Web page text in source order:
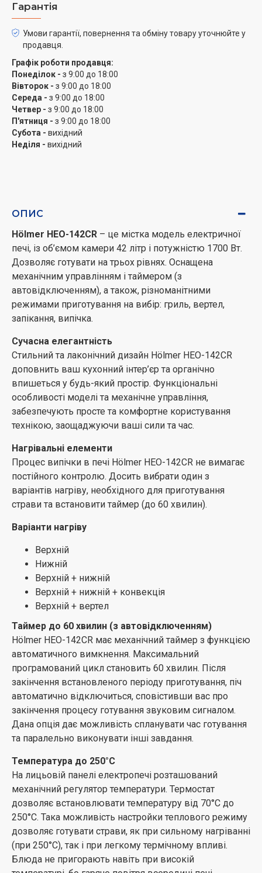
Верхній
Нижній
Верхній + нижній
Верхній + нижній + конвекція
Верхній + вертел
Таймер до 60 хвилин (з автовідключенням)
Hölmer HEO-142CR має механічний таймер з функцією
автоматичного вимкнення. Максимальний
програмований цикл становить 60 хвилин. Після
закінчення встановленого періоду приготування, піч
автоматично відключиться, сповістивши вас про
Температура до 250°C
На лицьовій панелі електропечі розташований
механічний регулятор температури. Термостат
дозволяє встановлювати температуру від 70°С до
250°С. Така можливість настройки теплового режиму
дозволяє готувати страви, як при сильному нагріванні
(при 250°С), так і при легкому термічному впливі.
Блюда не пригорають навіть при високій
розподіляється рівномірно.
Легке очищення та безпека
Користуватися моделлю HEO-142CR зручно та
безпечно. Корпус печі виконаний з нержавіючої сталі,
а дверцята оснащені термостійким склом. Внутрішня
частина камери та дека мають антипригарне
можна протирати вологою мочалкою або серветкою
для видалення пилу.
Функціональність
Містка та функціональна електрична піч допоможе
шедевр: соковиті овочі-гриль, запечене м’ясо, рибу
або апетитну курку на вертелі, з ароматної хрусткою
скоринкою. Вибирайте необхідний режим: гриль,
вертел, випічка, або запікання та готуйте із
задоволенням. Hölmer HEO-142CR дозволяє не тільки
запікати, робити кулінарну випічку та готувати страви
на грилі, але й розігрівати вже приготовлені.
Конвекція
Завдяки наявності функції «Конвекція», всередині
печі створюється безперервний потік гарячого
повітря, що сприяє рівномірному прогріванню та
запіканню страв. Ця функція у поєднанні з верхнім
або нижнім нагрівом (або комбінованим), забезпечує
відмінний результат приготування. Знизу продукти не
підгорають, а зверху покриваються красивою
найпопулярніших і корисних режимів роботи
електропечі.
Застосування режиму «Конвекція»
надання страві хрусткої скоринки
пропікання продуктів з усіх боків (особливо-
кулінарна випічка)
сушка сухарів, фруктів, горіхів або м’яса
Гарантія
Умови гарантії, повернення та обміну товару уточнюйте у
продавця.
Графік роботи продавця:
Понеділок - з 9:00 до 18:00
Вівторок - з 9:00 до 18:00
Середа - з 9:00 до 18:00
Четвер - з 9:00 до 18:00
П'ятниця - з 9:00 до 18:00
Субота - вихідний
Неділя - вихідний
ОПИС
Hölmer HEO-142CR – це містка модель електричної
печі, із об’ємом камери 42 літр і потужністю 1700 Вт.
Дозволяє готувати на трьох рівнях. Оснащена
механічним управлінням і таймером (з
автовідключенням), а також, різноманітними
режимами приготування на вибір: гриль, вертел,
запікання, випічка.
Сучасна елегантність
Стильний та лаконічний дизайн Hölmer HEO-142CR
доповнить ваш кухонний інтер’єр та органічно
впишеться у будь-який простір. Функціональні
особливості моделі та механічне управління,
забезпечують просте та комфортне користування
технікою, заощаджуючи ваші сили та час.
Нагрівальні елементи
Процес випічки в печі Hölmer HEO-142CR не вимагає
постійного контролю. Досить вибрати один з
варіантів нагріву, необхідного для приготування
страви та встановити таймер (до 60 хвилин).
Варіанти нагріву
Верхній
Нижній
Верхній + нижній
Верхній + нижній + конвекція
Верхній + вертел
Таймер до 60 хвилин (з автовідключенням)
Hölmer HEO-142CR має механічний таймер з функцією
автоматичного вимкнення. Максимальний
програмований цикл становить 60 хвилин. Після
закінчення встановленого періоду приготування, піч
автоматично відключиться, сповістивши вас про
закінчення процесу готування звуковим сигналом.
Дана опція дає можливість спланувати час готування
та паралельно виконувати інші завдання.
Температура до 250°C
На лицьовій панелі електропечі розташований
механічний регулятор температури. Термостат
дозволяє встановлювати температуру від 70°С до
250°С. Така можливість настройки теплового режиму
дозволяє готувати страви, як при сильному нагріванні
(при 250°С), так і при легкому термічному впливі.
Блюда не пригорають навіть при високій